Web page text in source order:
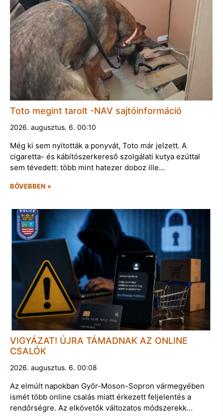
Toto megint tarolt -NAV sajtóinformáció
2026. augusztus. 6. 00:10
Még ki sem nyitották a ponyvát, Toto már jelzett. A
cigaretta- és kábítószerkereső szolgálati kutya ezúttal
sem tévedett: több mint hatezer doboz ille…
BŐVEBBEN »
VIGYÁZAT! ÚJRA TÁMADNAK AZ ONLINE
CSALÓK
2026. augusztus. 6. 00:08
Az elmúlt napokban Győr-Moson-Sopron vármegyében
ismét több online csalás miatt érkezett feljelentés a
rendőrségre. Az elkövetők változatos módszerekk…